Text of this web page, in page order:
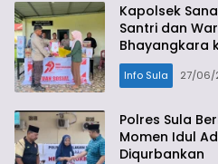
Kapolsek
Santri dan
Bhayangkara
Info Sula 27/06/
Polres Sula
Momen Idul Adha, 8
Diqurbankan